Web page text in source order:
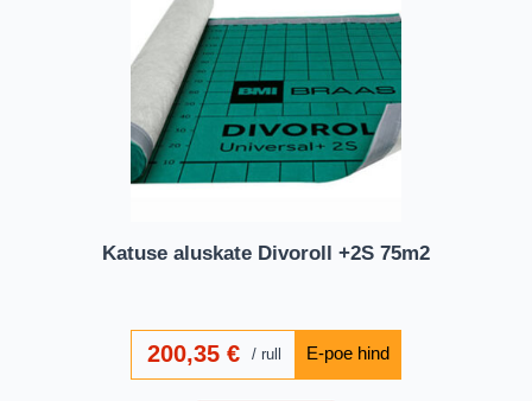
Katuse aluskate Divoroll +2S 75m2
200,35€ rull